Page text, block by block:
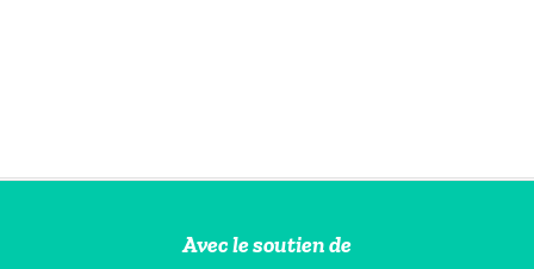
Avec le soutien de